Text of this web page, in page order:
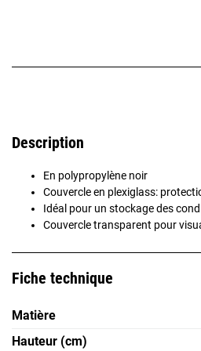
Description
En polypropylène noir
Couvercle en plexiglass:
Idéal pour un stockage des
Couvercle transparent pour
Fiche technique
Matière
Hauteur (cm)